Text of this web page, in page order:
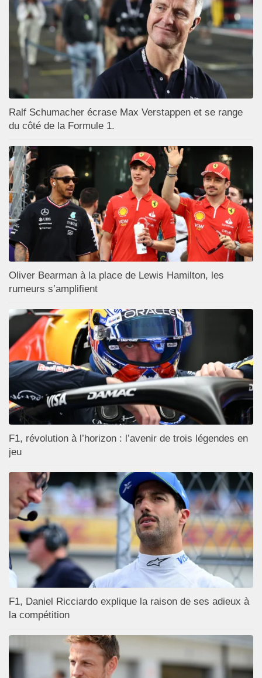
Ralf Schumacher écrase Max Verstappen et se range
du côté de la Formule 1.
Oliver Bearman à la place de Lewis Hamilton, les
rumeurs s’amplifient
F1, révolution à l’horizon : l’avenir de trois légendes en
jeu
F1, Daniel Ricciardo explique la raison de ses adieux à
la compétition